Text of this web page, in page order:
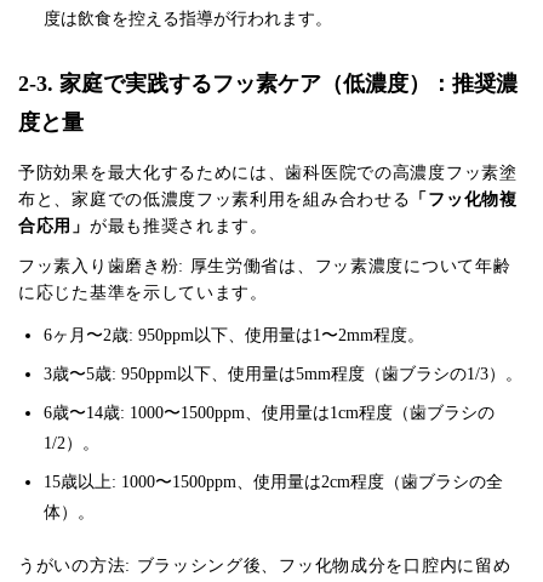
度は飲食を控える指導が行われます。
2-3. 家庭で実践するフッ素ケア（低濃度）：推奨濃
度と量
予防効果を最大化するためには、歯科医院での高濃度フッ素塗
布と、家庭での低濃度フッ素利用を組み合わせる 「フッ化物複
合応用」 が最も推奨されます。
フッ素入り歯磨き粉: 厚生労働省は、フッ素濃度について年齢
に応じた基準を示しています。
6ヶ月〜2歳: 950ppm以下、使用量は1〜2mm程度。
3歳〜5歳: 950ppm以下、使用量は5mm程度（歯ブラシの1/3）。
6歳〜14歳: 1000〜1500ppm、使用量は1cm程度（歯ブラシの
1/2）。
15歳以上: 1000〜1500ppm、使用量は2cm程度（歯ブラシの全
体）。
うがいの方法: ブラッシング後、フッ化物成分を口腔内に留め